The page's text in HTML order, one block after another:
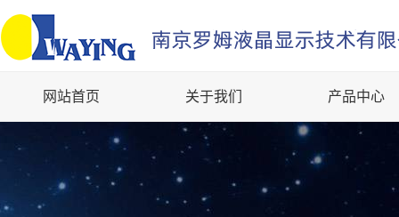
网站首页 关于我们 产品中心